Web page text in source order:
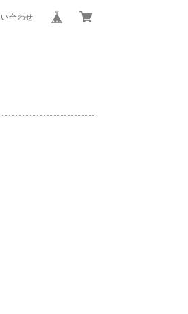
合わせ